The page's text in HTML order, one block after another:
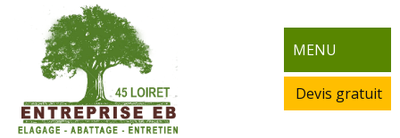
MENU
Devis gratuit